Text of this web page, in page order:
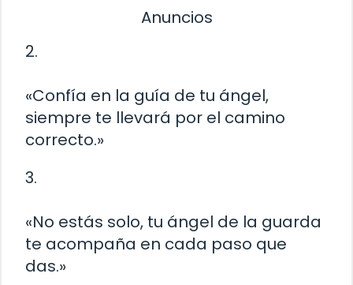
Anuncios
2.
«Confía en la guía de tu ángel,
siempre te llevará por el camino
correcto.»
3.
«No estás solo, tu ángel de la guarda
te acompaña en cada paso que
das.»